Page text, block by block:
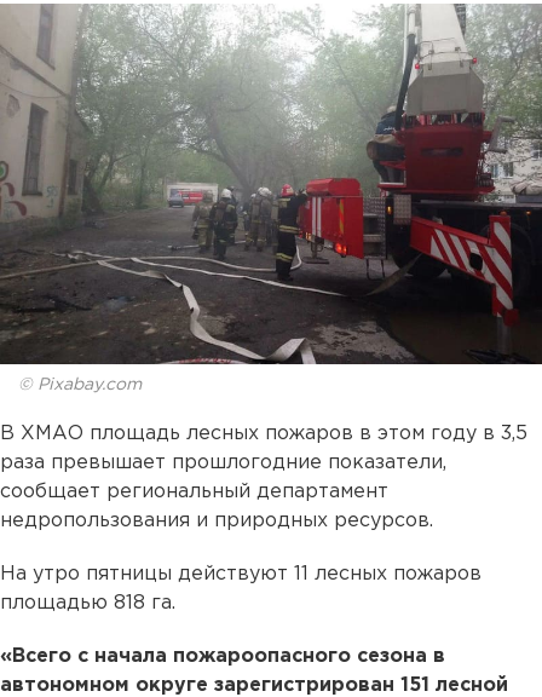
© Pixabay.com
В ХМАО площадь лесных пожаров в этом году в 3,5
раза превышает прошлогодние показатели,
сообщает региональный департамент
недропользования и природных ресурсов.
На утро пятницы действуют 11 лесных пожаров
площадью 818 га.
«Всего с начала пожароопасного сезона в
автономном округе зарегистрирован 151 лесной